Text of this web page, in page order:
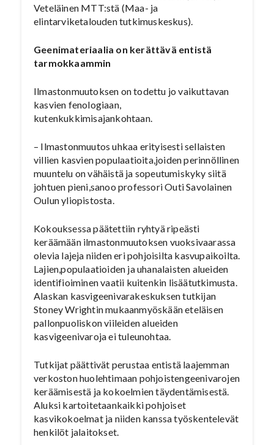
Veteläinen MTT:stä (Maa- ja
elintarviketalouden tutkimuskeskus).
Geenimateriaalia on kerättävä entistä
tarmokkaammin
Ilmastonmuutoksen on todettu jo vaikuttavan
kasvien fenologiaan,
kutenkukkimisajankohtaan.
– Ilmastonmuutos uhkaa erityisesti sellaisten
villien kasvien populaatioita,joiden perinnöllinen
muuntelu on vähäistä ja sopeutumiskyky siitä
johtuen pieni,sanoo professori Outi Savolainen
Oulun yliopistosta.
Kokouksessa päätettiin ryhtyä ripeästi
keräämään ilmastonmuutoksen vuoksivaarassa
olevia lajeja niiden eri pohjoisilta kasvupaikoilta.
Lajien,populaatioiden ja uhanalaisten alueiden
identifioiminen vaatii kuitenkin lisäätutkimusta.
Alaskan kasvigeenivarakeskuksen tutkijan
Stoney Wrightin mukaanmyöskään eteläisen
pallonpuoliskon viileiden alueiden
kasvigeenivaroja ei tuleunohtaa.
Tutkijat päättivät perustaa entistä laajemman
verkoston huolehtimaan pohjoistengeenivarojen
keräämisestä ja kokoelmien täydentämisestä.
Aluksi kartoitetaankaikki pohjoiset
kasvikokoelmat ja niiden kanssa työskentelevät
henkilöt jalaitokset.